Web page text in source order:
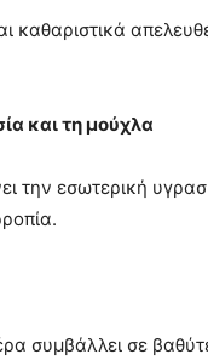
καθαριστικά
και τη μούχλα
την εσωτερική
συμβάλλει σε